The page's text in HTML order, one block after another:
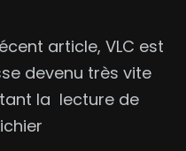
article, VLC est
devenu très vite
la lecture de